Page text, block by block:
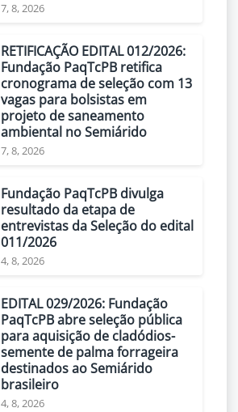
7, 8, 2026
RETIFICAÇÃO EDITAL 012/2026:
Fundação PaqTcPB retifica
cronograma de seleção com 13
vagas para bolsistas em
projeto de saneamento
ambiental no Semiárido
7, 8, 2026
Fundação PaqTcPB divulga
resultado da etapa de
entrevistas da Seleção do edital
011/2026
4, 8, 2026
EDITAL 029/2026: Fundação
PaqTcPB abre seleção pública
para aquisição de cladódios-
semente de palma forrageira
destinados ao Semiárido
brasileiro
4, 8, 2026